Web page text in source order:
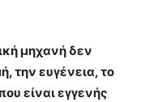
μηχανή δεν
την ευγένεια, το
είναι εγγενής